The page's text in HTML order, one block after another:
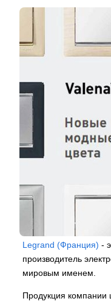
Legrand (Франция) -
производитель
мировым именем.
Продукция компании